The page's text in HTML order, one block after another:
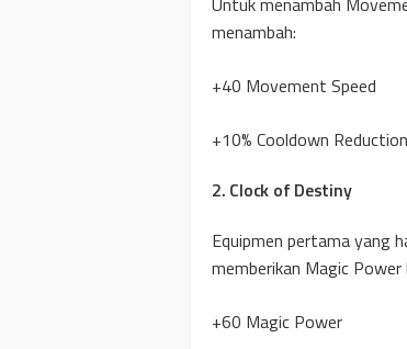
menambah:
+40 Movement Speed
+10% Cooldown Reduction
2. Clock of Destiny
Equipmen pertama yang
memberikan Magic
+60 Magic Power